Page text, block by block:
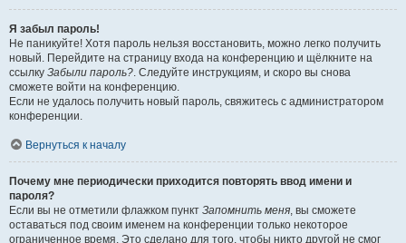
Я забыл пароль!
Не паникуйте! Хотя пароль нельзя восстановить, можно легко получить
новый. Перейдите на страницу входа на конференцию и щёлкните на
ссылку Забыли пароль?. Следуйте инструкциям, и скоро вы снова
сможете войти на конференцию.
Если не удалось получить новый пароль, свяжитесь с администратором
конференции.
Вернуться к началу
Почему мне периодически приходится повторять ввод имени и
пароля?
Если вы не отметили флажком пункт Запомнить меня, вы сможете
оставаться под своим именем на конференции только некоторое
ограниченное время. Это сделано для того, чтобы никто другой не смог